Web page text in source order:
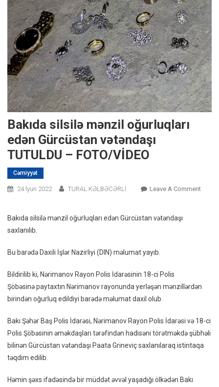
Bakıda silsilə mənzil oğurluqları
edən Gürcüstan vətəndaşı
TUTULDU – FOTO/VİDEO
Cəmiyyət
24 İyun 2022 TURAL KƏLBƏCƏRLİ Leave A CommentOn
–
Bakıda silsilə mənzil oğurluqları edən Gürcüstan vətəndaşı
saxlanılıb.
Bu barədə Daxili İşlər Nazirliyi (DIN) məlumat yayıb.
Bildirilib ki, Nərimanov Rayon Polis İdarəsinin 18-ci Polis
Şöbəsinə paytaxtın Nərimanov rayonunda yerləşən mənzillərdən
birindən oğurluq edildiyi barədə məlumat daxil olub.
Bakı Şəhər Baş Polis İdarəsi, Nərimanov Rayon Polis İdarəsi və 18-ci
Polis Şöbəsinin əməkdaşları tərəfindən hadisəni törətməkdə şübhəli
bilinən Gürcüstan vətəndaşı Paata Grineviç saxlanılaraq istintaqa
təqdim edilib.
Həmin şəxs ifadəsində bir müddət əvvəl yaşadığı ölkədən Bakı